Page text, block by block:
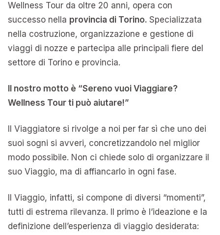
Wellness Tour da oltre 20 anni, opera con
successo nella provincia di Torino. Specializzata
nella costruzione, organizzazione e gestione di
viaggi di nozze e partecipa alle principali fiere del
settore di Torino e provincia.
Il nostro motto è “Sereno vuoi Viaggiare?
Wellness Tour ti può aiutare!”
Il Viaggiatore si rivolge a noi per far sì che uno dei
suoi sogni si avveri, concretizzandolo nel miglior
modo possibile. Non ci chiede solo di organizzare il
suo Viaggio, ma di affiancarlo in ogni fase.
Il Viaggio, infatti, si compone di diversi “momenti”,
tutti di estrema rilevanza. Il primo è l’ideazione e la
definizione dell’esperienza di viaggio desiderata: